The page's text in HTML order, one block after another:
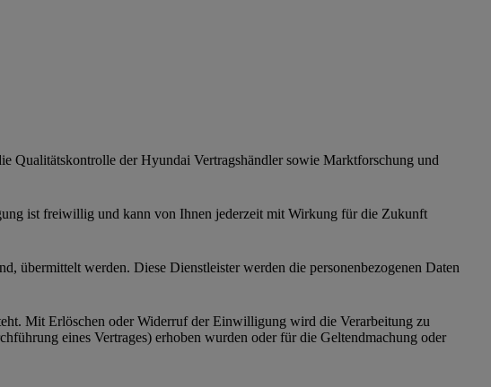
Qualitätskontrolle der Hyundai Vertragshändler sowie Marktforschung und
ist freiwillig und kann von Ihnen jederzeit mit Wirkung für die Zukunft
übermittelt werden. Diese Dienstleister werden die personenbezogenen Daten
Mit Erlöschen oder Widerruf der Einwilligung wird die Verarbeitung zu
eines Vertrages) erhoben wurden oder für die Geltendmachung oder